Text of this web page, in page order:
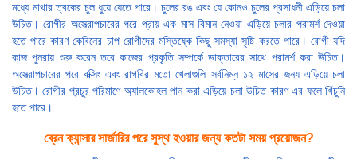
মধ্যে মাথার ত্বকের চুল ধুয়ে যেতে পারে। চুলের রঙ এবং যে কোনও চুলের প্রসাধনী এড়িয়ে চলা
উচিত। রোগীর অস্ত্রোপচারের পরে প্রায় এক মাস বিমান নেওয়া এড়িয়ে চলার পরামর্শ দেওয়া
হতে পারে কারণ কেবিনের চাপ রোগীদের মস্তিষ্কে কিছু সমস্যা সৃষ্টি করতে পারে। রোগী যদি
কাজ পুনরায় শুরু করেন তবে কাজের প্রকৃতি সম্পর্কে ডাক্তারের সাথে পরামর্শ করা উচিত।
অস্ত্রোপচারের পরে বক্সিং এবং রাগবির মতো খেলাগুলি সর্বনিম্ন ১২ মাসের জন্য এড়িয়ে চলা
উচিত। রোগীর প্রচুর পরিমাণে অ্যালকোহল পান করা এড়িয়ে চলা উচিত কারণ এর ফলে খিঁচুনি
হতে পারে।
ব্রেন ক্যান্সার সার্জারির পরে সুস্থ হওয়ার জন্য কতটা সময় প্রয়োজন?